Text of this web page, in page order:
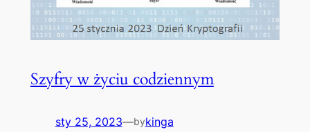
Szyfry w życiu codziennym
sty 25, 2023—bykinga